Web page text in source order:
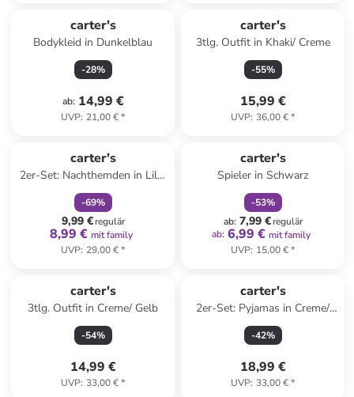
carter's
Bodykleid in Dunkelblau
-28%
ab: 14,99 €
UVP: 21,00 €*
carter's
3tlg. Outfit in Khaki/ Creme
-55%
15,99 €
UVP: 36,00 €*
carter's
2er-Set: Nachthemden in Lila/
Weiß
-69%
9,99 €regulär
8,99 € mit family
UVP: 29,00 €*
carter's
Spieler in Schwarz
-53%
ab: 7,99 €regulär
ab: 6,99 € mit family
UVP: 15,00 €*
carter's
3tlg. Outfit in Creme/ Gelb
-54%
14,99 €
UVP: 33,00 €*
carter's
2er-Set: Pyjamas in Creme/
Grau
-42%
18,99 €
UVP: 33,00 €*